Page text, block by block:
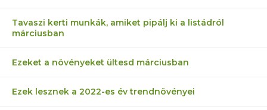
Tavaszi kerti munkák, amiket pipálj ki a listádról
márciusban
Ezeket a növényeket ültesd márciusban
Ezek lesznek a 2022-es év trendnövényei